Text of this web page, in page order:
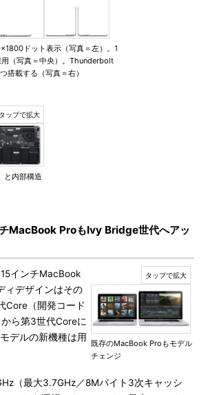
ドット表示（写真＝左）。1
（写真＝中央）。Thunderbolt
搭載する（写真＝右）
と内部構造
MacBook ProもIvy Bridge世代へアッ
既存のMacBook Proもモデル
チェンジ
インチMacBook
ィデザインはその
Core（開発コード
ら第3世代Coreに
デルの新機種は用
（最大3.7GHz／8Mバイト3次キャッシ